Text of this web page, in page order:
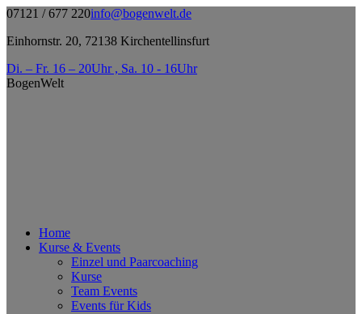
Zum
springen
07121 / 677 220info@bogenwelt.de
Einhornstr. 20, 72138 Kirchentellinsfurt
Di. – Fr. 16 – 20Uhr , Sa. 10 - 16Uhr
BogenWelt
Home
Kurse & Events
Einzel und Paarcoaching
Kurse
Team Events
Events für Kids